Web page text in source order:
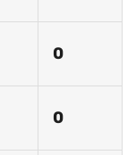
0
0